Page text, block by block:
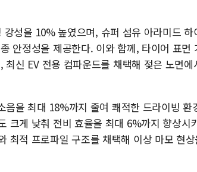
성을 10% 높였으며, 슈퍼 섬유 아라미드 하
안정성을 제공한다. 이와 함께, 타이어 표면
신 EV 전용 컴파운드를 채택해 젖은 노면에
을 최대 18%까지 줄여 쾌적한 드라이빙 환
크게 낮춰 전비 효율을 최대 6%까지 향상시
최적 프로파일 구조를 채택해 이상 마모 현